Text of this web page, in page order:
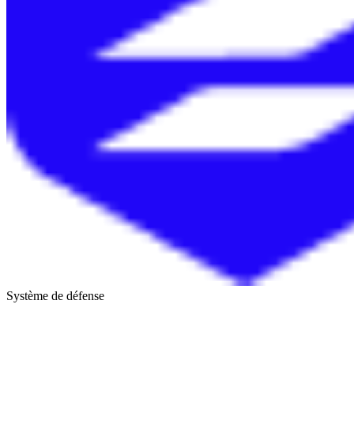
Système de défense